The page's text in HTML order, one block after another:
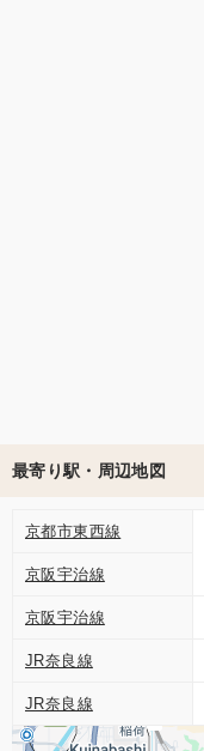
最寄り駅・周辺地図
京都市東西線
京阪宇治線
京阪宇治線
JR奈良線
JR奈良線